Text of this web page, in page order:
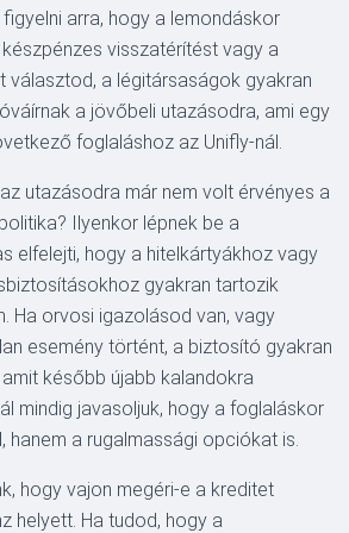
arra, hogy a lemondáskor
visszatérítést vagy a
választod, a légitársaságok gyakran
a jövőbeli utazásodra, ami egy
foglaláshoz az Unifly-nál.
utazásodra már nem volt érvényes a
Ilyenkor lépnek be a
elfelejti, hogy a hitelkártyákhoz vagy
gyakran tartozik
Ha orvosi igazolásod van, vagy
esemény történt, a biztosító gyakran
később újabb kalandokra
mindig javasoljuk, hogy a foglaláskor
hanem a rugalmassági opciókat is.
hogy vajon megéri-e a kreditet
helyett. Ha tudod, hogy a